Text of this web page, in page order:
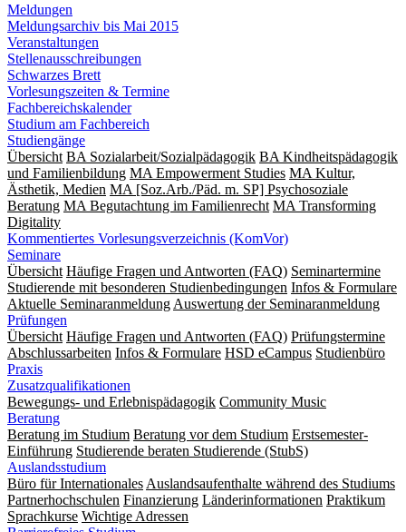
Meldungen
Meldungsarchiv bis Mai 2015
Veranstaltungen
Stellenausschreibungen
Schwarzes Brett
Vorlesungszeiten & Termine
Fachbereichskalender
Studium am Fachbereich
Studiengänge
Übersicht BA Sozialarbeit/Sozialpädagogik BA Kindheitspädagogik
und Familienbildung MA Empowerment Studies MA Kultur,
Ästhetik, Medien MA [Soz.Arb./Päd. m. SP] Psychosoziale
Beratung MA Begut­ach­tung im Fami­lien­recht MA Transforming
Digitality
Kommentiertes Vorlesungsverzeichnis (KomVor)
Seminare
Übersicht Häufige Fragen und Antworten (FAQ) Seminartermine
Studierende mit besonderen Studienbedingungen Infos & Formulare
Aktuelle Seminaranmeldung Auswertung der Seminaranmeldung
Prüfungen
Übersicht Häufige Fragen und Antworten (FAQ) Prüfungstermine
Abschlussarbeiten Infos & Formulare HSD eCampus Studienbüro
Praxis
Zusatzqualifikationen
Bewegungs- und Erlebnispädagogik Community Music
Beratung
Beratung im Studium Beratung vor dem Studium Erstsemester-
Einführung Studierende beraten Studierende (StubS)
Auslandsstudium
Büro für Internationales Auslandsaufenthalte während des Studiums
Partnerhochschulen Finanzierung Länderinformationen Praktikum
Sprachkurse Wichtige Adressen